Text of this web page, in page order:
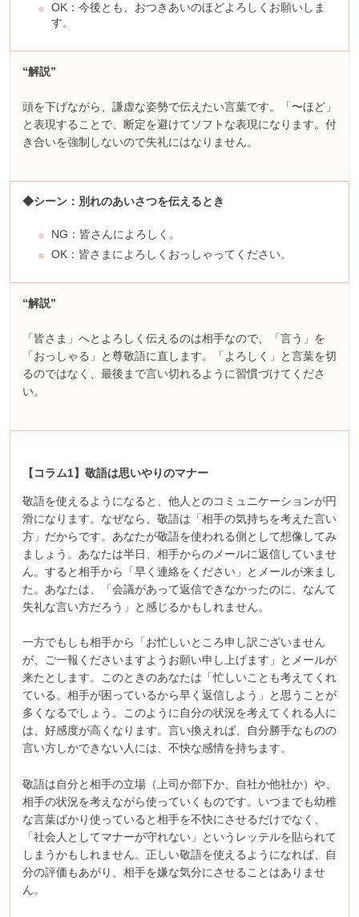
OK：今後とも、おつきあいのほどよろしくお願いしま
す。
“解説”
頭を下げながら、謙虚な姿勢で伝えたい言葉です。「〜ほど」
と表現することで、断定を避けてソフトな表現になります。付
き合いを強制しないので失礼にはなりません。
◆シーン：別れのあいさつを伝えるとき
NG：皆さんによろしく。
OK：皆さまによろしくおっしゃってください。
“解説”
「皆さま」へとよろしく伝えるのは相手なので、「言う」を
「おっしゃる」と尊敬語に直します。「よろしく」と言葉を切
るのではなく、最後まで言い切れるように習慣づけてくださ
い。
【コラム1】敬語は思いやりのマナー
敬語を使えるようになると、他人とのコミュニケーションが円
滑になります。なぜなら、敬語は「相手の気持ちを考えた言い
方」だからです。あなたが敬語を使われる側として想像してみ
ましょう。あなたは半日、相手からのメールに返信していませ
ん。すると相手から「早く連絡をください」とメールが来まし
た。あなたは、「会議があって返信できなかったのに、なんて
失礼な言い方だろう」と感じるかもしれません。
一方でもしも相手から「お忙しいところ申し訳ございません
が、ご一報くださいますようお願い申し上げます」とメールが
来たとします。このときのあなたは「忙しいことも考えてくれ
ている。相手が困っているから早く返信しよう」と思うことが
多くなるでしょう。このように自分の状況を考えてくれる人に
は、好感度が高くなります。言い換えれば、自分勝手なものの
言い方しかできない人には、不快な感情を持ちます。
敬語は自分と相手の立場（上司か部下か、自社か他社か）や、
相手の状況を考えながら使っていくものです。いつまでも幼稚
な言葉ばかり使っていると相手を不快にさせるだけでなく、
「社会人としてマナーが守れない」というレッテルを貼られて
しまうかもしれません。正しい敬語を使えるようになれば、自
分の評価もあがり、相手を嫌な気分にさせることはありませ
ん。